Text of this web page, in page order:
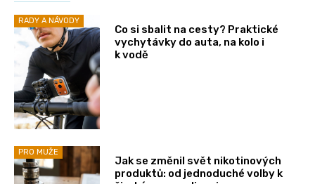
RADY A NÁVODY
Co si sbalit na cesty? Praktické
vychytávky do auta, na kolo i
k vodě
PRO MUŽE
Jak se změnil svět nikotinových
produktů: od jednoduché volby k